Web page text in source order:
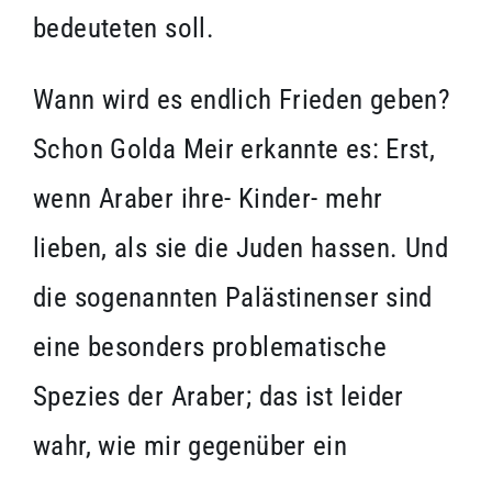
bedeuteten soll.
Wann wird es endlich Frieden geben?
Schon Golda Meir erkannte es: Erst,
wenn Araber ihre- Kinder- mehr
lieben, als sie die Juden hassen. Und
die sogenannten Palästinenser sind
eine besonders problematische
Spezies der Araber; das ist leider
wahr, wie mir gegenüber ein